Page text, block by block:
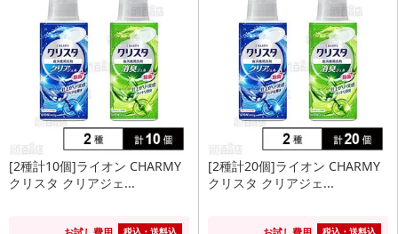
[2種計10個]ライオン CHARMY
クリスタ クリアジェ...
[2種計20個]ライオン CHARMY
クリスタ クリアジェ...